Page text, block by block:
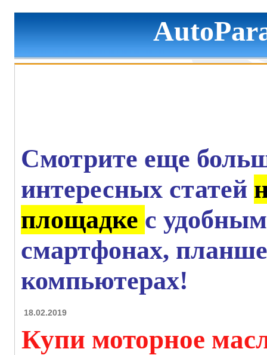
Смотрите еще
интересных статей
площадке с
смартфонах,
компьютерах!
18.02.2019
Купи моторное